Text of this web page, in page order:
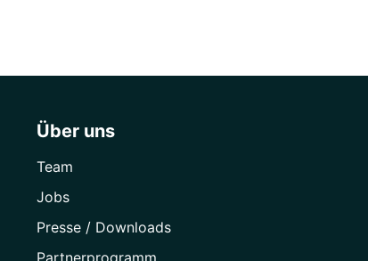
Über uns
Team
Jobs
Presse / Downloads